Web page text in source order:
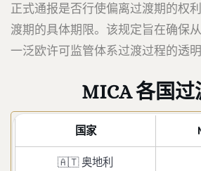
正式通报是否行使偏离过渡期的权
渡期的具体期限。该规定旨在确保
一泛欧许可监管体系过渡过程的透明
MICA 各国过
国家
🇦🇹 奥地利